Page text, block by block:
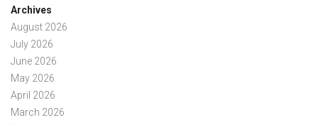
Archives
August 2026
July 2026
June 2026
May 2026
April 2026
March 2026